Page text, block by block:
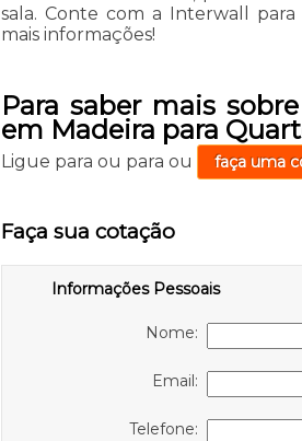
sala. Conte com a Interwall
mais informações!
Para saber mais
em Madeira para
Ligue para ou para ou faça uma
Faça sua cotação
Informações Pessoais
Nome:
Email:
Telefone: